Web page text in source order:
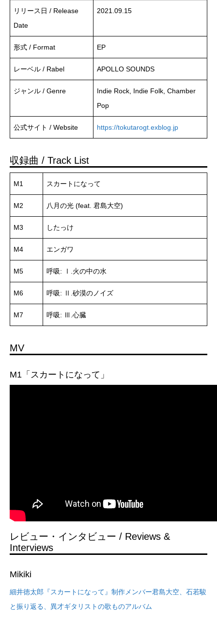
リリース日 / Release
Date
2021.09.15
形式 / Format EP
レーベル / Rabel APOLLO SOUNDS
ジャンル / Genre
Indie Rock, Indie Folk, Chamber
Pop
公式サイト / Website https://tokutarogt.exblog.jp
収録曲 / Track List
M1 スカートになって
M2 八月の光 (feat. 君島大空)
M3 したっけ
M4 エンガワ
M5 呼吸: Ⅰ.火の中の水
M6 呼吸: Ⅱ.砂漠のノイズ
M7 呼吸: Ⅲ.心臓
MV
M1「スカートになって」
レビュー・インタビュー / Reviews &
Interviews
Mikiki
細井徳太郎『スカートになって』制作メンバー君島大空、石若駿
と振り返る、異才ギタリストの歌ものアルバム